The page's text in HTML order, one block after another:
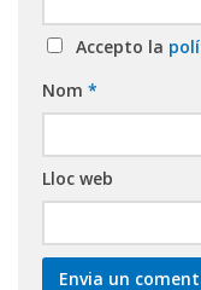
Accepto la
Nom *
Lloc web